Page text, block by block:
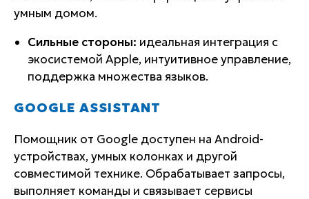
умным домом.
Сильные стороны: идеальная интеграция с
экосистемой Apple, интуитивное управление,
поддержка множества языков.
GOOGLE ASSISTANT
Помощник от Google доступен на Android-
устройствах, умных колонках и другой
совместимой технике. Обрабатывает запросы,
выполняет команды и связывает сервисы